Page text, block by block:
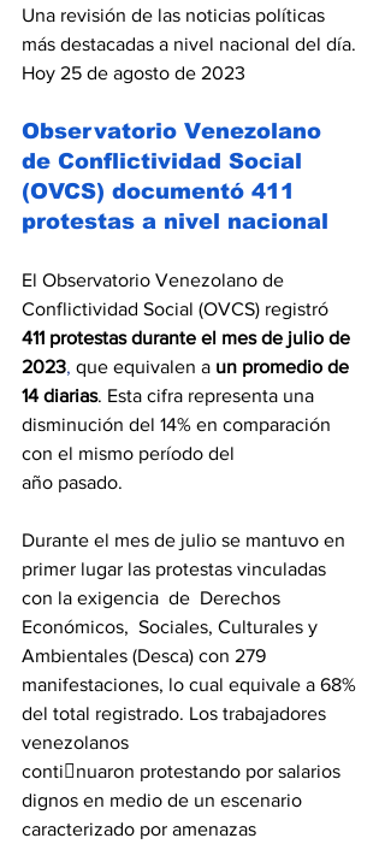
Una revisión de las noticias políticas
más destacadas a nivel nacional del día.
Hoy 25 de agosto de 2023
Observatorio Venezolano
de Conflictividad Social
(OVCS) documentó 411
protestas a nivel nacional
El Observatorio Venezolano de
Conflictividad Social (OVCS) registró
411 protestas durante el mes de julio de
2023, que equivalen a un promedio de
14 diarias. Esta cifra representa una
disminución del 14% en comparación
con el mismo período del
año pasado.
Durante el mes de julio se mantuvo en
primer lugar las protestas vinculadas
con la exigencia  de  Derechos
Económicos,  Sociales, Culturales y
Ambientales (Desca) con 279
manifestaciones, lo cual equivale a 68%
del total registrado. Los trabajadores
venezolanos
continuaron protestando por salarios
dignos en medio de un escenario
caracterizado por amenazas